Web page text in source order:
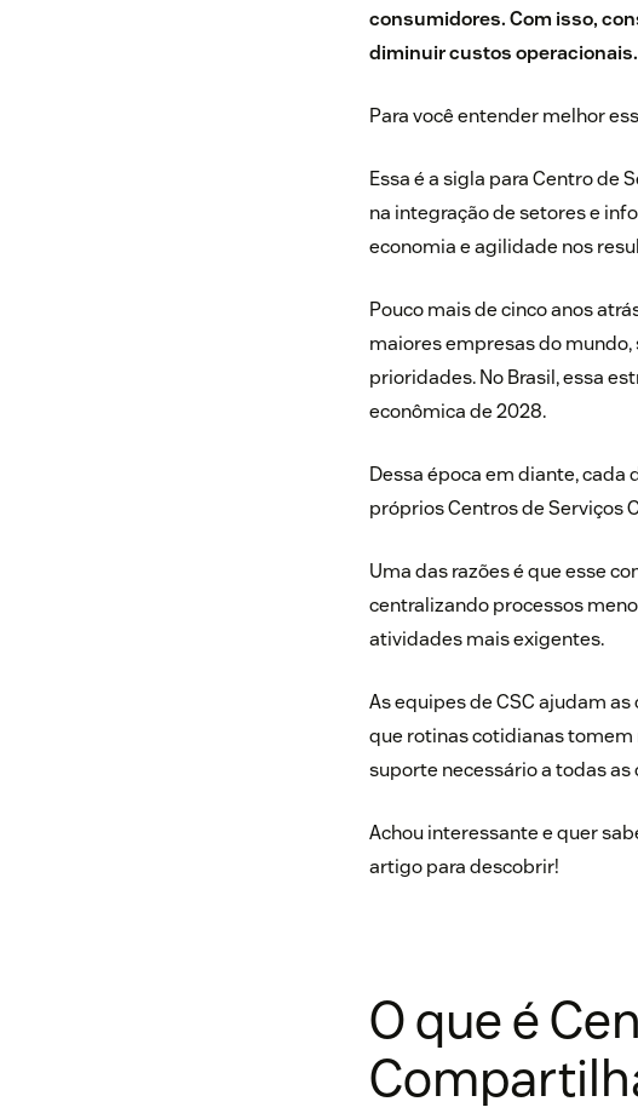
consumidores. Com isso,
diminuir custos operacionais.
Para você entender melhor
Essa é a sigla para Centro de
na integração de setores e
economia e agilidade nos
Pouco mais de cinco anos
maiores empresas do
prioridades. No Brasil, essa
econômica de 2028.
Dessa época em diante, cada
próprios Centros de Serviços
Uma das razões é que esse
centralizando processos
atividades mais exigentes.
As equipes de CSC ajudam
que rotinas cotidianas
suporte necessário a todas as
Achou interessante e quer
artigo para descobrir!
O que é